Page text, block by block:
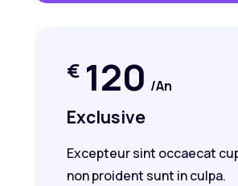
€ 120 /An
Exclusive
Excepteur sint occaecat
non proident sunt in culpa.